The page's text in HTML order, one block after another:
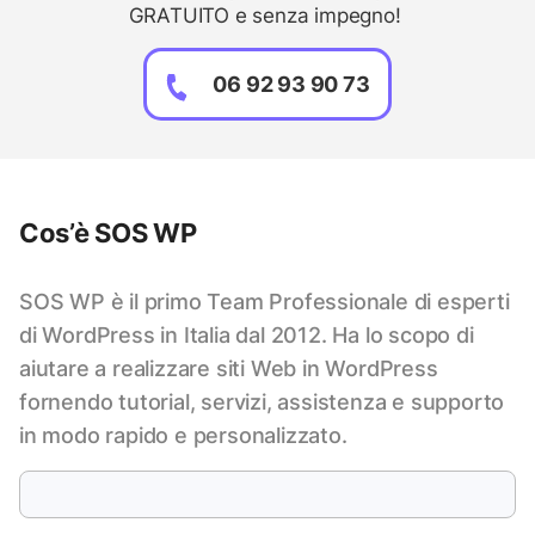
GRATUITO e senza impegno!
06 92 93 90 73
Cos’è SOS WP
SOS WP è il primo Team Professionale di esperti
di WordPress in Italia dal 2012. Ha lo scopo di
aiutare a realizzare siti Web in WordPress
fornendo tutorial, servizi, assistenza e supporto
in modo rapido e personalizzato.